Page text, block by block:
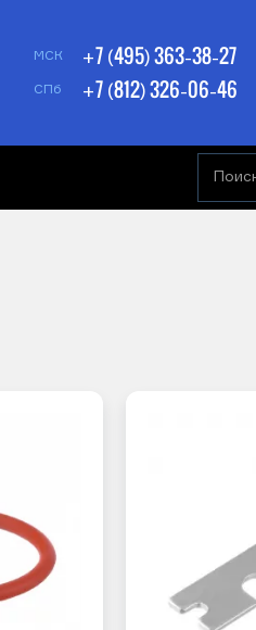
МСК +7 (495) 363-38-27
СПб +7 (812) 326-06-46